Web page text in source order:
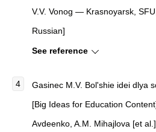
V.V. Vonog — Krasnoyarsk,
Russian]
See reference
Gasinec M.V. Bol'shie idei dlya
[Big Ideas for Education
Avdeenko, A.M. Mihajlova [et